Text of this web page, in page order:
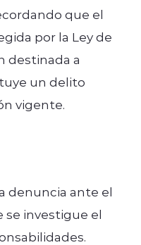
que el
por la Ley de
destinada a
un delito
vigente.
denuncia ante el
se investigue el